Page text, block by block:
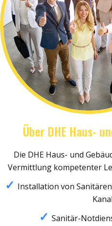
Über DHE Haus-
Die DHE Haus- und
Vermittlung kompetenter
Installation von
Sanitär-